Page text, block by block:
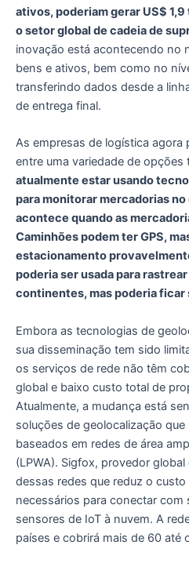
ativos, poderiam gerar US$
o setor global de cadeia de
inovação está acontecendo no
bens e ativos, bem como no
transferindo dados desde a
de entrega final.
As empresas de logística agora
entre uma variedade de opções
atualmente estar usando
para monitorar mercadorias no
acontece quando as
Caminhões podem ter GPS,
estacionamento
poderia ser usada para
continentes, mas poderia ficar
Embora as tecnologias de
sua disseminação tem sido
os serviços de rede não têm
global e baixo custo total de
Atualmente, a mudança está
soluções de geolocalização
baseados em redes de área
(LPWA). Sigfox, provedor
dessas redes que reduz o
necessários para conectar com
sensores de IoT à nuvem. A
países e cobrirá mais de 60 até